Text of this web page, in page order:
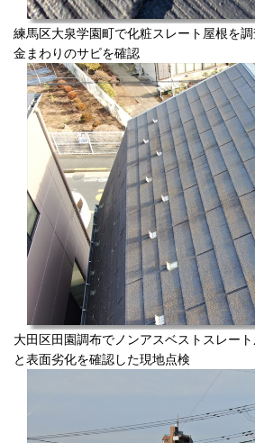
練馬区大泉学園町で化粧スレート屋根を
金まわりのサビを確認
大田区田園調布でノンアスベストスレー
と表面劣化を確認した現地点検